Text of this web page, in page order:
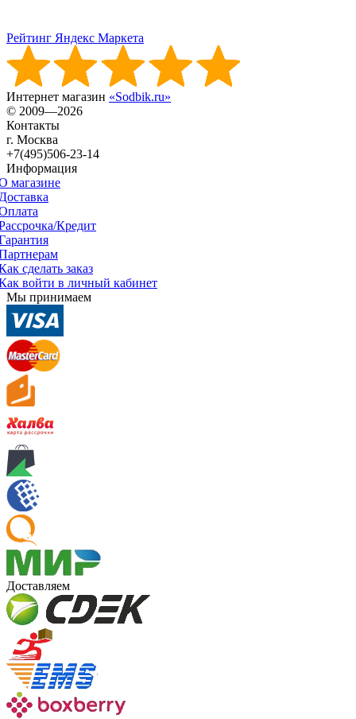
Рейтинг Яндекс Маркета
Интернет магазин «Sodbik.ru»
© 2009—2026
Контакты
г. Москва
+7(495)506-23-14
Информация
магазине
Кредит
сделать заказ
войти в личный кабинет
Мы принимаем
Доставляем